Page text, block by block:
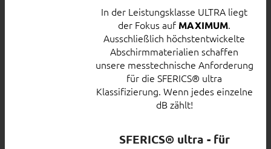
In der Leistungsklasse ULTRA liegt
der Fokus auf MAXIMUM.
Ausschließlich höchstentwickelte
Abschirmmaterialien schaffen
unsere messtechnische Anforderung
für die SFERICS® ultra
Klassifizierung. Wenn jedes einzelne
dB zählt!
SFERICS® ultra - für